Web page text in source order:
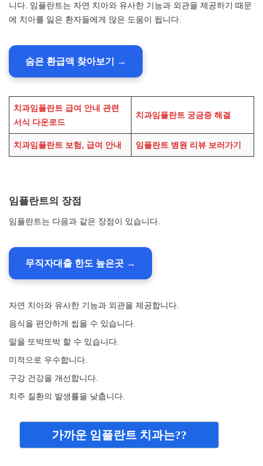
니다. 임플란트는 자연 치아와 유사한 기능과 외관을 제공하기 때문
에 치아를 잃은 환자들에게 많은 도움이 됩니다.
숨은 환급액 찾아보기 →
치과임플란트 급여 안내 관련
서식 다운로드
치과임플란트 궁금증 해결
치과임플란트 보험, 급여 안내 임플란트 병원 리뷰 보러가기
임플란트의 장점
임플란트는 다음과 같은 장점이 있습니다.
무직자대출 한도 높은곳 →
자연 치아와 유사한 기능과 외관을 제공합니다.
음식을 편안하게 씹을 수 있습니다.
말을 또박또박 할 수 있습니다.
미적으로 우수합니다.
구강 건강을 개선합니다.
치주 질환의 발생률을 낮춥니다.
가까운 임플란트 치과는??